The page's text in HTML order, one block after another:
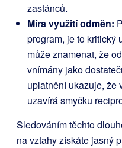
zastánců.
Míra využití odměn:
program, je to kritický
může znamenat, že
vnímány jako
uplatnění ukazuje, že
uzavírá smyčku
Sledováním těchto
na vztahy získáte jasný